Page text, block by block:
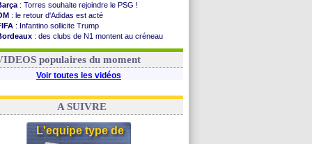
: Torres souhaite rejoindre le PSG !
: le retour d'Adidas est acté
: Infantino sollicite Trump
: des clubs de N1 montent au créneau
: le démenti de Leipzig pour Diomandé
populaires du moment
Voir toutes les vidéos
A SUIVRE
L'equipe type de